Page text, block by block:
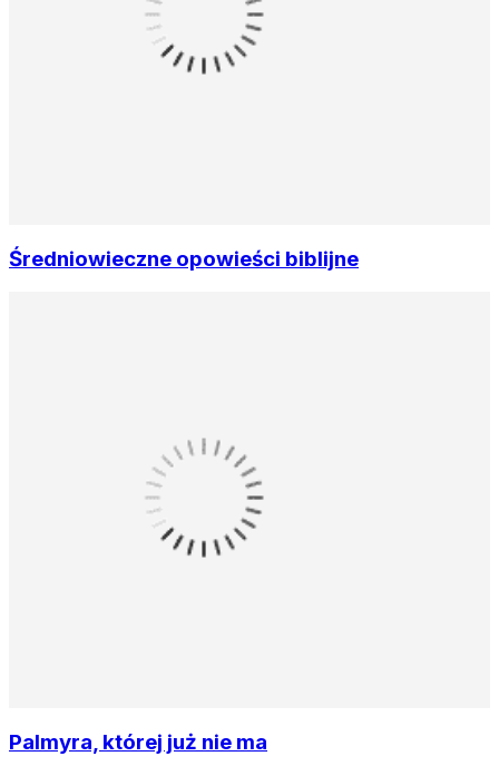
Średniowieczne opowieści biblijne
Palmyra, której już nie ma